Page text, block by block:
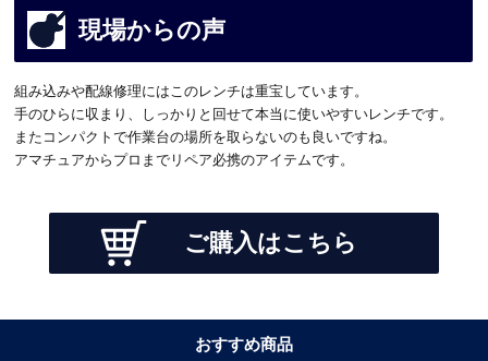
現場からの声
組み込みや配線修理にはこのレンチは重宝しています。
手のひらに収まり、しっかりと回せて本当に使いやすいレンチです。
またコンパクトで作業台の場所を取らないのも良いですね。
アマチュアからプロまでリペア必携のアイテムです。
ご購入はこちら
おすすめ商品